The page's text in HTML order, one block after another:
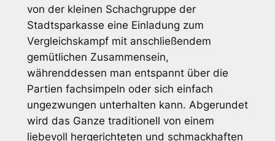
von der kleinen Schachgruppe der
Stadtsparkasse eine Einladung zum
Vergleichskampf mit anschließendem
gemütlichen Zusammensein,
währenddessen man entspannt über die
Partien fachsimpeln oder sich einfach
ungezwungen unterhalten kann. Abgerundet
wird das Ganze traditionell von einem
liebevoll hergerichteten und schmackhaften